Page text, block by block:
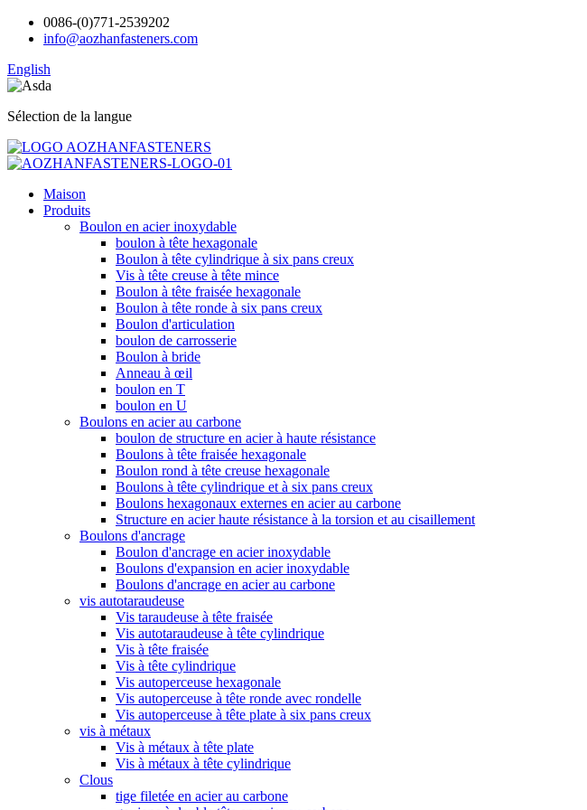
0086-(0)771-2539202
info@aozhanfasteners.com
English
Sélection de la langue
Maison
Produits
Boulon en acier inoxydable
boulon à tête hexagonale
Boulon à tête cylindrique à six pans creux
Vis à tête creuse à tête mince
Boulon à tête fraisée hexagonale
Boulon à tête ronde à six pans creux
Boulon d'articulation
boulon de carrosserie
Boulon à bride
Anneau à œil
boulon en T
boulon en U
Boulons en acier au carbone
boulon de structure en acier à haute résistance
Boulons à tête fraisée hexagonale
Boulon rond à tête creuse hexagonale
Boulons à tête cylindrique et à six pans creux
Boulons hexagonaux externes en acier au carbone
Structure en acier haute résistance à la torsion et au cisaillement
Boulons d'ancrage
Boulon d'ancrage en acier inoxydable
Boulons d'expansion en acier inoxydable
Boulons d'ancrage en acier au carbone
vis autotaraudeuse
Vis taraudeuse à tête fraisée
Vis autotaraudeuse à tête cylindrique
Vis à tête fraisée
Vis à tête cylindrique
Vis autoperceuse hexagonale
Vis autoperceuse à tête ronde avec rondelle
Vis autoperceuse à tête plate à six pans creux
vis à métaux
Vis à métaux à tête plate
Vis à métaux à tête cylindrique
Clous
tige filetée en acier au carbone